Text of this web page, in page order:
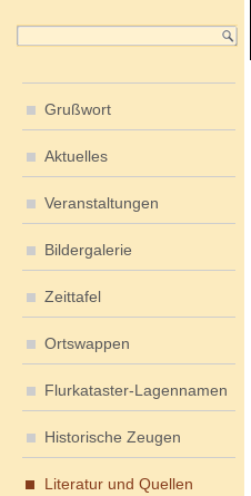
Grußwort
Aktuelles
Veranstaltungen
Bildergalerie
Zeittafel
Ortswappen
Flurkataster-Lagennamen
Historische Zeugen
Literatur und Quellen